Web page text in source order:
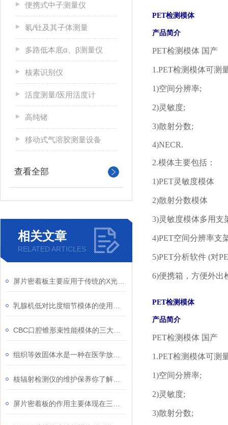
便携式中子测量仪
氡/钍及其子体测量
多路低本底α、β测量仪
核素识别仪
活度测量/医用活度计
高纯锗
移动式气溶胶测量设备
查看全部
相关文章
RELATED ARTICLES
PET检测模体
产品简介
PET检测模体 国产
1.PET检测模体可测
1)空间分辨率;
2)灵敏度;
3)散射分数;
4)NECR.
2.模体主要包括：
1)PET灵敏度模体
2)散射分数模体
3)灵敏度模体多用支
4)PET空间分辨率支
5)PET分析软件 (对
6)便携箱，方便外出
PET检测模体
产品简介
PET检测模体 国产
1.PET检测模体可测
1)空间分辨率;
2)灵敏度;
3)散射分数;